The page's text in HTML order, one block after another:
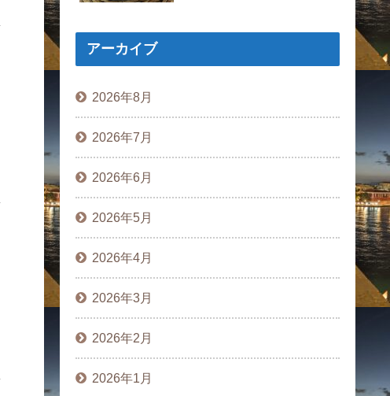
アーカイブ
2026年8月
2026年7月
2026年6月
2026年5月
2026年4月
2026年3月
2026年2月
2026年1月